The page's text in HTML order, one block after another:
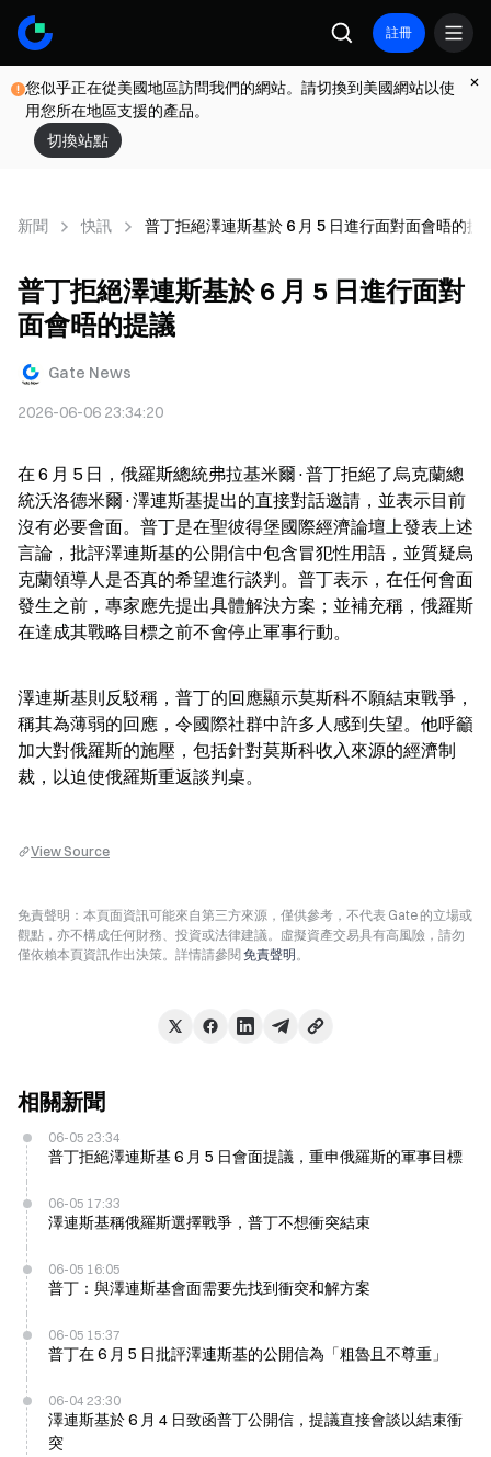
註冊
您似乎正在從美國地區訪問我們的網站。請切換到美國網站以使
用您所在地區支援的產品。
切換站點
新聞 快訊 普丁拒絕澤連斯基於 6 月 5 日進行面對面會晤的提
普丁拒絕澤連斯基於 6 月 5 日進行面對
面會晤的提議
Gate News
2026-06-06 23:34:20
在 6 月 5 日，俄羅斯總統弗拉基米爾·普丁拒絕了烏克蘭總
統沃洛德米爾·澤連斯基提出的直接對話邀請，並表示目前
沒有必要會面。普丁是在聖彼得堡國際經濟論壇上發表上述
言論，批評澤連斯基的公開信中包含冒犯性用語，並質疑烏
克蘭領導人是否真的希望進行談判。普丁表示，在任何會面
發生之前，專家應先提出具體解決方案；並補充稱，俄羅斯
在達成其戰略目標之前不會停止軍事行動。
澤連斯基則反駁稱，普丁的回應顯示莫斯科不願結束戰爭，
稱其為薄弱的回應，令國際社群中許多人感到失望。他呼籲
加大對俄羅斯的施壓，包括針對莫斯科收入來源的經濟制
裁，以迫使俄羅斯重返談判桌。
View Source
免責聲明：本頁面資訊可能來自第三方來源，僅供參考，不代表 Gate 的立場或
觀點，亦不構成任何財務、投資或法律建議。虛擬資產交易具有高風險，請勿
僅依賴本頁資訊作出決策。詳情請參閱 免責聲明。
相關新聞
06-05 23:34
普丁拒絕澤連斯基 6 月 5 日會面提議，重申俄羅斯的軍事目標
06-05 17:33
澤連斯基稱俄羅斯選擇戰爭，普丁不想衝突結束
06-05 16:05
普丁：與澤連斯基會面需要先找到衝突和解方案
06-05 15:37
普丁在 6 月 5 日批評澤連斯基的公開信為「粗魯且不尊重」
06-04 23:30
澤連斯基於 6 月 4 日致函普丁公開信，提議直接會談以結束衝
突